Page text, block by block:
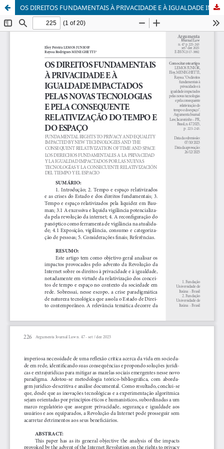
OS DIREITOS FUNDAMENTAIS À PRIVACIDADE E À IGUALDADE IMPACTADOS PELAS NOVAS TECNOLOGIAS E PELA CONSEQUENTE RELATIVIZAÇÃO DO TEMPO E DO ESPAÇO